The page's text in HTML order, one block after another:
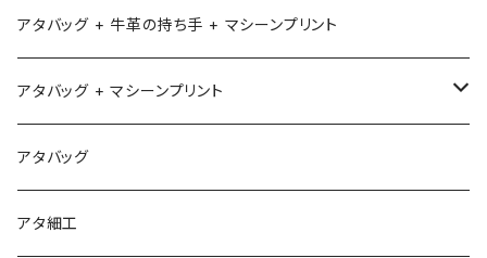
アタバッグ + 牛革の持ち手 + マシーンプリント
アタバッグ + マシーンプリント
1
2
アタバッグ
アタ細工